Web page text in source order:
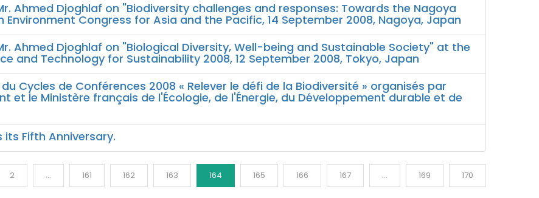
Ahmed Djoghlaf on "Biodiversity challenges and responses: Towards the Nagoya
Congress for Asia and the Pacific, 14 September 2008, Nagoya, Japan
Ahmed Djoghlaf on "Biological Diversity, Well-being and Sustainable Society" at the
and Technology for Sustainability 2008, 12 September 2008, Tokyo, Japan
Cycles de Conférences 2008 « Relever le défi de la Biodiversité » organisés par
et le Ministère français de l'Écologie, de l'Énergie, du Développement durable et de
Fifth Anniversary.
2 ... 161 162 163 164 165 166 167 ... 169 170